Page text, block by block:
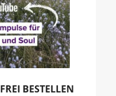
BESTELLEN